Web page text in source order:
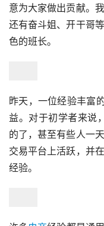
意为大家做出贡献。
还有奋斗姐、开干哥
色的班长。
昨天，一位经验丰富
益。对于初学者来说
的了，甚至有些人一
交易平台上活跃，并
经验。